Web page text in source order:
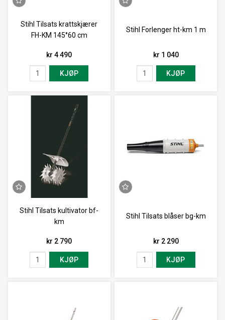
Stihl Tilsats krattskjærer
FH-KM 145°60 cm
kr 4 490
KJØP
Stihl Forlenger ht-km 1 m
kr 1 040
KJØP
Stihl Tilsats kultivator bf-
km
kr 2 790
KJØP
Stihl Tilsats blåser bg-km
kr 2 290
KJØP